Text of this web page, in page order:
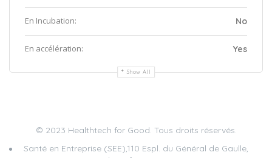
En Incubation: No
En accélération: Yes
Show All
© 2023 Healthtech for Good. Tous droits réservés.
Santé en Entreprise (SEE),110 Espl. du Général de Gaulle,